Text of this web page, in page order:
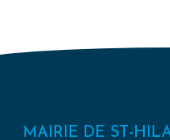
MAIRIE DE ST-